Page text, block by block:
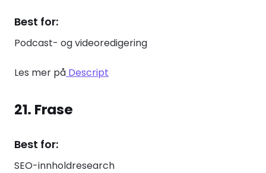
Best for:
Podcast- og videoredigering
Les mer på Descript
21. Frase
Best for:
SEO-innholdresearch